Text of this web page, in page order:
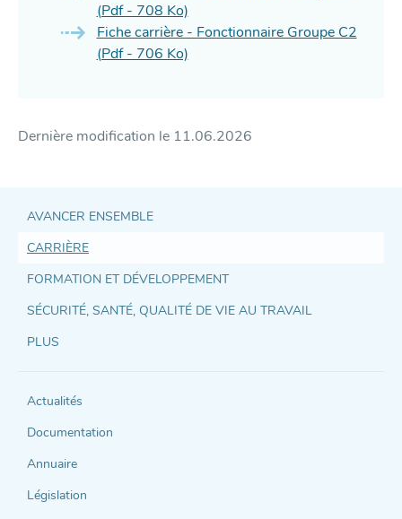
(Pdf - 708 Ko)
Fiche carrière - Fonctionnaire Groupe C2
(Pdf - 706 Ko)
Dernière modification le 11.06.2026
Accès
direct
et
support
AVANCER ENSEMBLE
CARRIÈRE
FORMATION ET DÉVELOPPEMENT
SÉCURITÉ, SANTÉ, QUALITÉ DE VIE AU TRAVAIL
PLUS
Actualités
Documentation
Annuaire
Législation